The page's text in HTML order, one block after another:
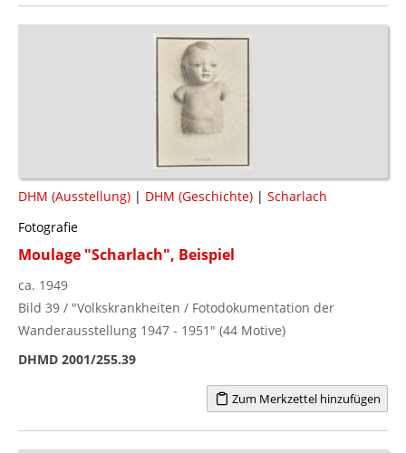
DHM (Ausstellung) | DHM (Geschichte) | Scharlach
Fotografie
Moulage "Scharlach", Beispiel
ca. 1949
Bild 39 / "Volkskrankheiten / Fotodokumentation der
Wanderausstellung 1947 - 1951" (44 Motive)
DHMD 2001/255.39
Zum Merkzettel hinzufügen